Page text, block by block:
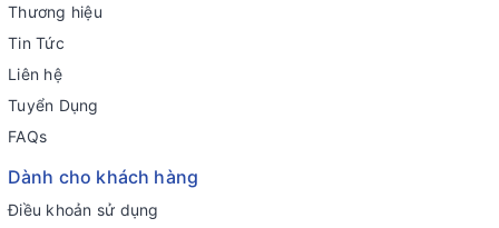
Thương hiệu
Tin Tức
Liên hệ
Tuyển Dụng
FAQs
Dành cho khách hàng
Điều khoản sử dụng